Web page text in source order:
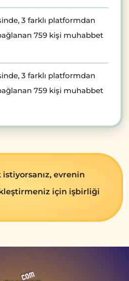
3 farklı platformdan
759 kişi muhabbet
3 farklı platformdan
759 kişi muhabbet
istiyorsanız, evrenin
için işbirliği